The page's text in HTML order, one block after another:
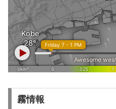
霧情報